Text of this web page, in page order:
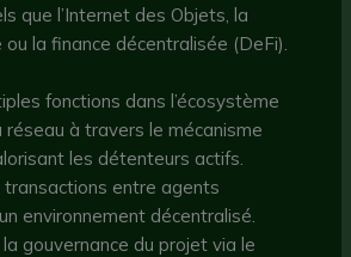
que l’Internet des Objets, la
la finance décentralisée (DeFi).
fonctions dans l’écosystème
réseau à travers le mécanisme
les détenteurs actifs.
entre agents
environnement décentralisé.
gouvernance du projet via le